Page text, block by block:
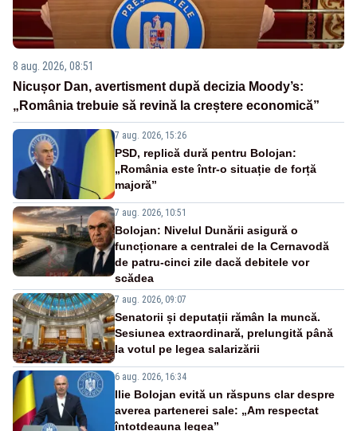
8 aug. 2026, 08:51
Nicușor Dan, avertisment după decizia Moody’s:
„România trebuie să revină la creștere economică”
7 aug. 2026, 15:26
PSD, replică dură pentru Bolojan:
„România este într-o situație de forță
majoră”
7 aug. 2026, 10:51
Bolojan: Nivelul Dunării asigură o
funcționare a centralei de la Cernavodă
de patru-cinci zile dacă debitele vor
scădea
7 aug. 2026, 09:07
Senatorii și deputații rămân la muncă.
Sesiunea extraordinară, prelungită până
la votul pe legea salarizării
6 aug. 2026, 16:34
Ilie Bolojan evită un răspuns clar despre
averea partenerei sale: „Am respectat
întotdeauna legea”